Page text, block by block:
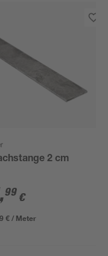
2 cm
,99 €
€ / Meter